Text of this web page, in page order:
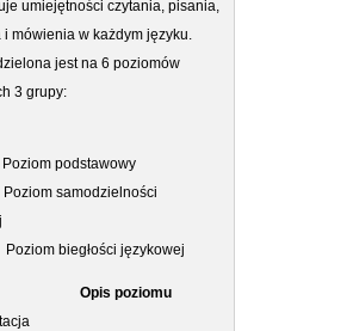
umiejętności czytania, pisania,
i mówienia w każdym języku.
jest na 6 poziomów
3 grupy:
podstawowy
samodzielności
biegłości językowej
Opis poziomu